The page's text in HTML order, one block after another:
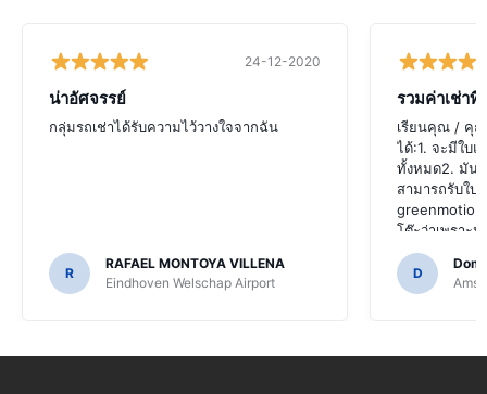
24-12-2020
น่าอัศจรรย์
กลุ่มรถเช่าได้รับความไว้วางใจจากฉัน
R
RAFAEL MONTOYA VILLENA
Eindhoven Welschap Airport
รวมค่าเช่าที่
เรียนคุณ / คุณ
ได้:1. จะมีใบแ
ทั้งหมด2. มัน
สามารถรับใบ
โต๊ะว่าเพราะ
ในวันพรุ่งนี้แ
ไปยังที่อยู่อีเม
ปัญหาในการ
ผิดชอบซึ่งเป็น
D